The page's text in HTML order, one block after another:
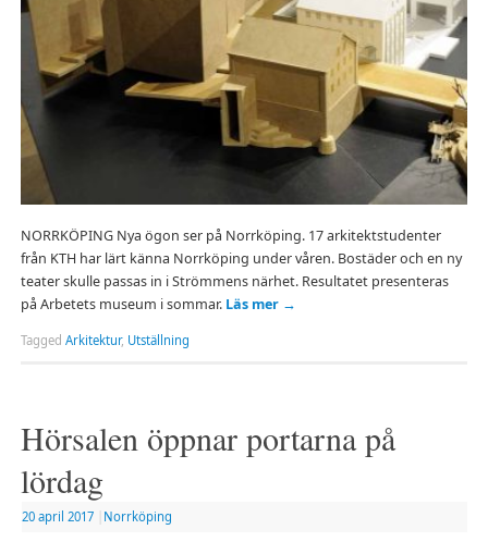
NORRKÖPING Nya ögon ser på Norrköping. 17 arkitektstudenter
från KTH har lärt känna Norrköping under våren. Bostäder och en ny
teater skulle passas in i Strömmens närhet. Resultatet presenteras
på Arbetets museum i sommar. Läs mer →
Tagged Arkitektur, Utställning
Hörsalen öppnar portarna på
lördag
20 april 2017 Norrköping